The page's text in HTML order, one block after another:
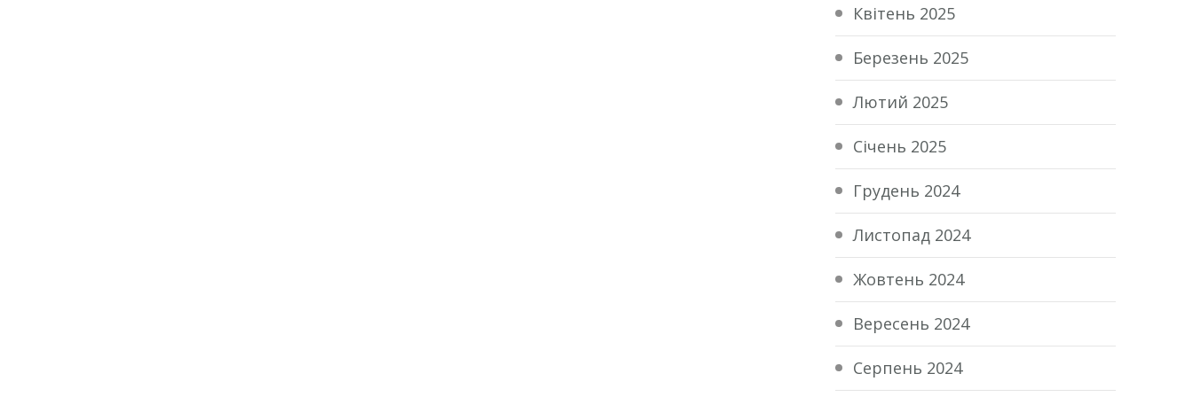
Квітень 2025
Березень 2025
Лютий 2025
Січень 2025
Грудень 2024
Листопад 2024
Жовтень 2024
Вересень 2024
Серпень 2024